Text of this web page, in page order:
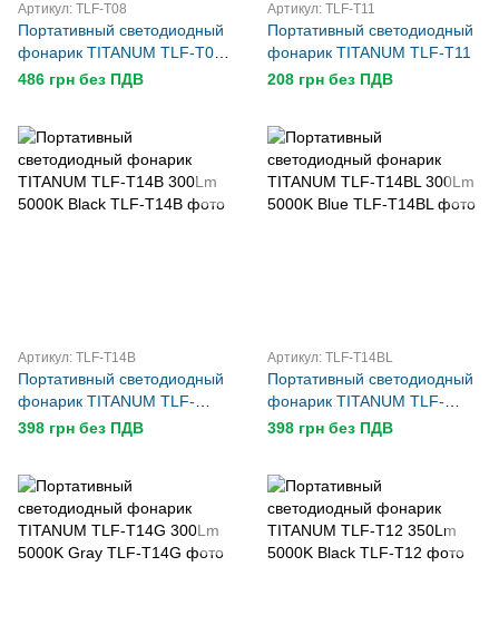
Артикул: TLF-T08
Портативный светодиодный
фонарик TITANUM TLF-T08
700Lm 6500K
486 грн без ПДВ
Артикул: TLF-T11
Портативный светодиодный
фонарик TITANUM TLF-T11
208 грн без ПДВ
Артикул: TLF-T14B
Портативный светодиодный
фонарик TITANUM TLF-
T14B 300Lm 5000K Black
398 грн без ПДВ
Артикул: TLF-T14BL
Портативный светодиодный
фонарик TITANUM TLF-
T14BL 300Lm 5000K Blue
398 грн без ПДВ